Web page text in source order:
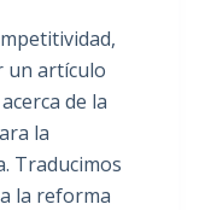
un artículo
de la
la
Traducimos
la reforma